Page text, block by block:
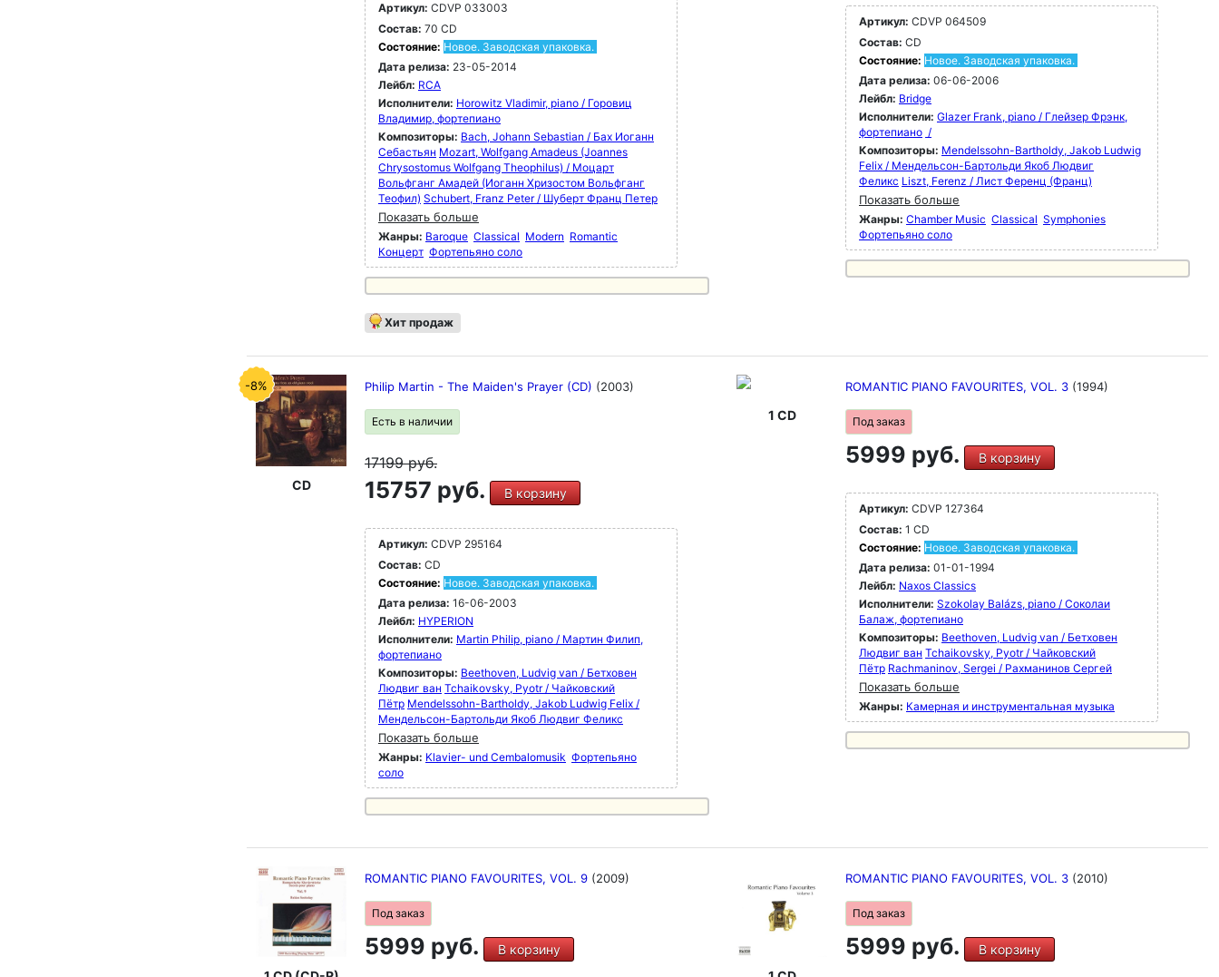
Артикул: CDVP 033003
Состав: 70 CD
Состояние: Новое. Заводская упаковка.
Дата релиза: 23-05-2014
Лейбл: RCA
Исполнители: Horowitz Vladimir, piano / Горовиц
Владимир, фортепиано
Композиторы: Bach, Johann Sebastian / Бах Иоганн
Себастьян Mozart, Wolfgang Amadeus (Joannes
Chrysostomus Wolfgang Theophilus) / Моцарт
Вольфганг Амадей (Иоганн Хризостом Вольфганг
Теофил) Schubert, Franz Peter / Шуберт Франц Петер
Показать больше
Жанры: Baroque Classical Modern Romantic
Концерт Фортепьяно соло
Хит продаж
Артикул: CDVP 064509
Состав: CD
Состояние: Новое. Заводская упаковка.
Дата релиза: 06-06-2006
Лейбл: Bridge
Исполнители: Glazer Frank, piano / Глейзер Фрэнк,
фортепиано /
Композиторы: Mendelssohn-Bartholdy, Jakob Ludwig
Felix / Мендельсон-Бартольди Якоб Людвиг
Феликс Liszt, Ferenz / Лист Ференц (Франц)
Показать больше
Жанры: Chamber Music Classical Symphonies
Фортепьяно соло
-8%
CD
Philip Martin - The Maiden's Prayer (CD) (2003)
Есть в наличии
17199руб.
15757 руб. В корзину
Артикул: CDVP 295164
Состав: CD
Состояние: Новое. Заводская упаковка.
Дата релиза: 16-06-2003
Лейбл: HYPERION
Исполнители: Martin Philip, piano / Мартин Филип,
фортепиано
Композиторы: Beethoven, Ludvig van / Бетховен
Людвиг ван Tchaikovsky, Pyotr / Чайковский
Пётр Mendelssohn-Bartholdy, Jakob Ludwig Felix /
Мендельсон-Бартольди Якоб Людвиг Феликс
Показать больше
Жанры: Klavier- und Cembalomusik Фортепьяно
соло
1 CD
ROMANTIC PIANO FAVOURITES, VOL. 3 (1994)
Под заказ
5999 руб. В корзину
Артикул: CDVP 127364
Состав: 1 CD
Состояние: Новое. Заводская упаковка.
Дата релиза: 01-01-1994
Лейбл: Naxos Classics
Исполнители: Szokolay Balázs, piano / Соколаи
Балаж, фортепиано
Композиторы: Beethoven, Ludvig van / Бетховен
Людвиг ван Tchaikovsky, Pyotr / Чайковский
Пётр Rachmaninov, Sergei / Рахманинов Сергей
Показать больше
Жанры: Камерная и инструментальная музыка
ROMANTIC PIANO FAVOURITES, VOL. 9 (2009)
Под заказ
5999 руб.
В корзину
ROMANTIC PIANO FAVOURITES, VOL. 3 (2010)
Под заказ
5999 руб. В корзину